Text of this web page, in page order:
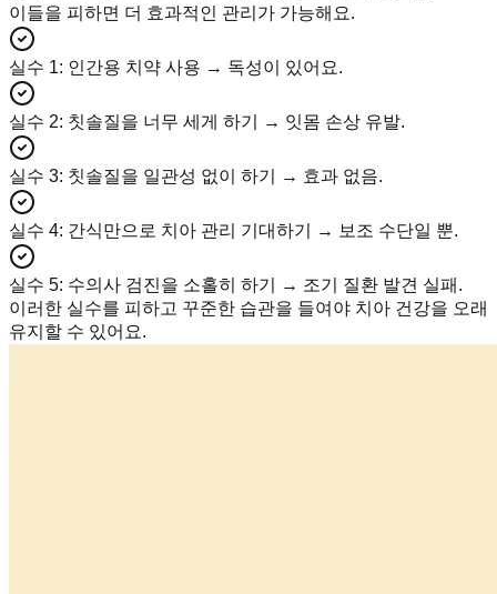
이들을 피하면 더 효과적인 관리가 가능해요.
실수 1: 인간용 치약 사용 → 독성이 있어요.
실수 2: 칫솔질을 너무 세게 하기 → 잇몸 손상 유발.
실수 3: 칫솔질을 일관성 없이 하기 → 효과 없음.
실수 4: 간식만으로 치아 관리 기대하기 → 보조 수단일 뿐.
실수 5: 수의사 검진을 소홀히 하기 → 조기 질환 발견 실패.
이러한 실수를 피하고 꾸준한 습관을 들여야 치아 건강을 오래
유지할 수 있어요.